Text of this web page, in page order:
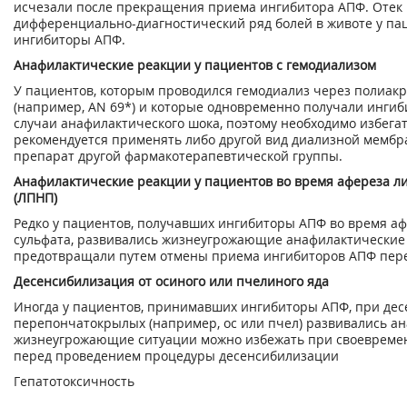
исчезали после прекращения приема ингибитора АПФ.
дифференциально-диагностический ряд болей в животе у
ингибиторы АПФ.
Анафилактические реакции у пациентов с гемодиализом
У пациентов, которым проводился гемодиализ через
(например, AN 69*) и которые одновременно получали
случаи анафилактического шока, поэтому необходимо
рекомендуется применять либо другой вид диализной
препарат другой фармакотерапевтической группы.
Анафилактические реакции у пациентов во время афереза
(ЛПНП)
Редко у пациентов, получавших ингибиторы АПФ во время
сульфата, развивались жизнеугрожающие
предотвращали путем отмены приема ингибиторов АПФ
Десенсибилизация от осиного или пчелиного яда
Иногда у пациентов, принимавших ингибиторы АПФ, при
перепончатокрылых (например, ос или пчел) развивались
жизнеугрожающие ситуации можно избежать при
перед проведением процедуры десенсибилизации
Гепатотоксичность